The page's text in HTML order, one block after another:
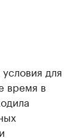
для
время в